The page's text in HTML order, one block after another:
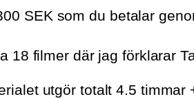
SEK som du betalar
18 filmer där jag förklarar
utgör totalt 4.5 timmar